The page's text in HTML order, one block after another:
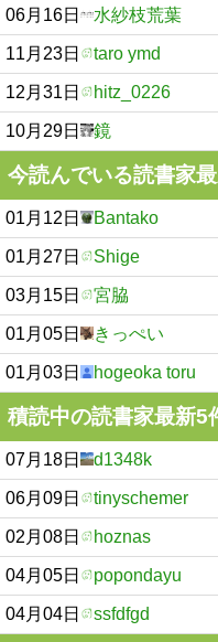
06月16日 水紗枝荒葉
11月23日 taro ymd
12月31日 hitz_0226
10月29日 鏡
今読んでいる読書家
01月12日 Bantako
01月27日 Shige
03月15日 宮脇
01月05日 きっぺい
01月03日 hogeoka toru
積読中の読書家最新5
07月18日 d1348k
06月09日 tinyschemer
02月08日 hoznas
04月05日 popondayu
04月04日 ssfdfgd